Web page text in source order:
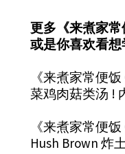
更多《来煮家常
或是你喜欢看想
《来煮家常便饭
菜鸡肉菇类汤 !
《来煮家常便饭
Hush Brown 炸